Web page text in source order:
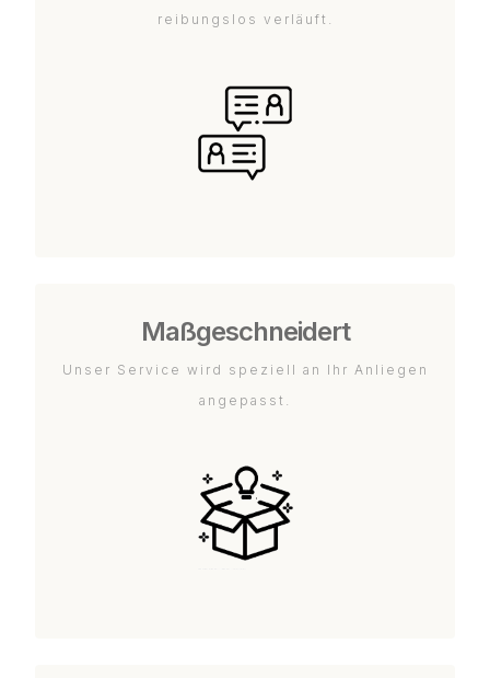
reibungslos verläuft.
Maßgeschneidert
Unser Service wird speziell an Ihr Anliegen
angepasst.